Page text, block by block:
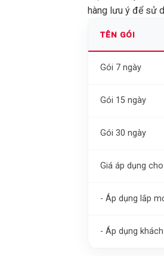
hàng lưu ý để sử
TÊN GÓI
Gói 7 ngày
Gói 15 ngày
Gói 30 ngày
Giá áp dụng
- Áp dụng lắp
- Áp dụng